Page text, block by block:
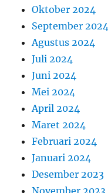
Oktober 2024
September 2024
Agustus 2024
Juli 2024
Juni 2024
Mei 2024
April 2024
Maret 2024
Februari 2024
Januari 2024
Desember 2023
November 2023